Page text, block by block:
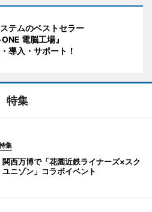
テムのベストセラー
電脳工場』
導入・サポート！
特集
集
関西万博で「花園近鉄ライナーズ×スク
ユニゾン」コラボイベント